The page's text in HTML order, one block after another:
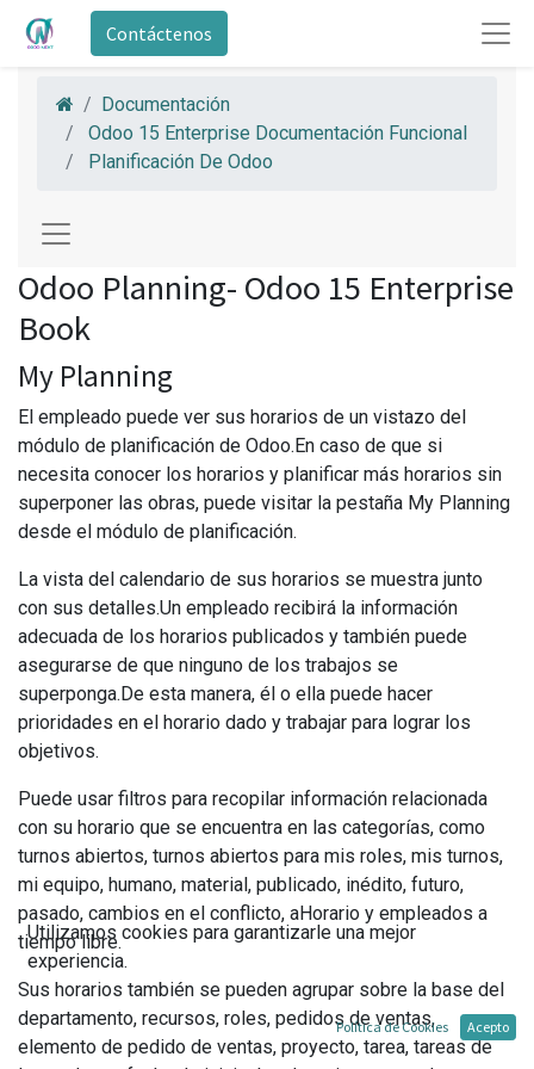
Contáctenos
Documentación
Odoo 15 Enterprise Documentación Funcional
Planificación De Odoo
Odoo Planning- Odoo 15 Enterprise
Book
My Planning
El empleado puede ver sus horarios de un vistazo del
módulo de planificación de Odoo.En caso de que si
necesita conocer los horarios y planificar más horarios sin
superponer las obras, puede visitar la pestaña My Planning
desde el módulo de planificación.
La vista del calendario de sus horarios se muestra junto
con sus detalles.Un empleado recibirá la información
adecuada de los horarios publicados y también puede
asegurarse de que ninguno de los trabajos se
superponga.De esta manera, él o ella puede hacer
prioridades en el horario dado y trabajar para lograr los
objetivos.
Puede usar filtros para recopilar información relacionada
con su horario que se encuentra en las categorías, como
turnos abiertos, turnos abiertos para mis roles, mis turnos,
mi equipo, humano, material, publicado, inédito, futuro,
pasado, cambios en el conflicto, aHorario y empleados a
tiempo libre.
Sus horarios también se pueden agrupar sobre la base del
departamento, recursos, roles, pedidos de ventas,
elemento de pedido de ventas, proyecto, tarea, tareas de
Utilizamos cookies para garantizarle una mejor
experiencia.
Política de Cookies Acepto